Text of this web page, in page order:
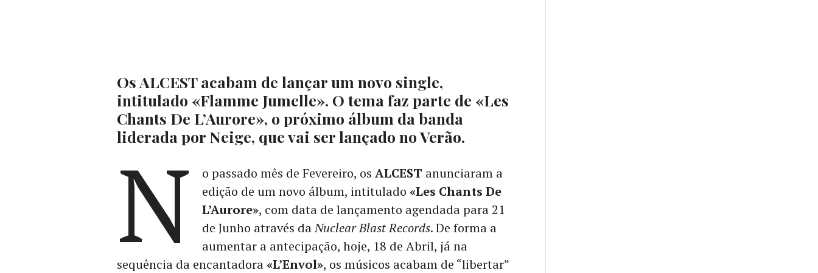
Os ALCEST acabam de lançar um novo single,
intitulado «Flamme Jumelle». O tema faz parte de «Les
Chants De L’Aurore», o próximo álbum da banda
liderada por Neige, que vai ser lançado no Verão.
N o passado mês de Fevereiro, os ALCEST anunciaram a
edição de um novo álbum, intitulado «Les Chants De
L’Aurore», com data de lançamento agendada para 21
de Junho através daNuclear Blast Records. De forma a
aumentar a antecipação, hoje, 18 de Abril, já na
sequência da encantadora«L’Envol», os músicos acabam de “libertar”